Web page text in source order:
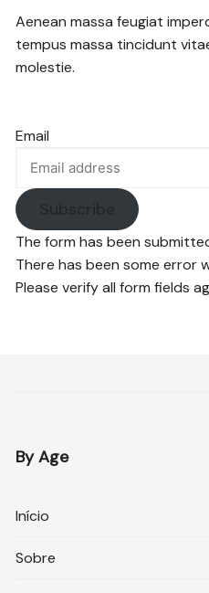
Aenean massa feugiat
tempus massa tincidunt
molestie.
Email
Subscribe
The form has been
There has been some error
Please verify all form fields
By Age
Início
Sobre